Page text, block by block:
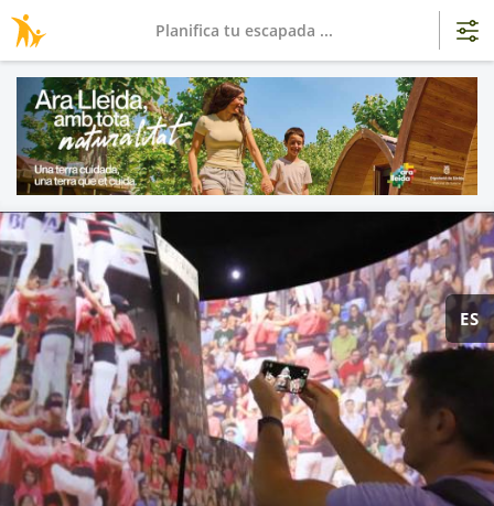
ES
Planifica tu escapada ...